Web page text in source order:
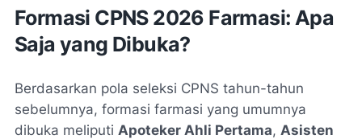
Formasi CPNS 2026 Farmasi: Apa
Saja yang Dibuka?
Berdasarkan pola seleksi CPNS tahun-tahun
sebelumnya, formasi farmasi yang umumnya
dibuka meliputi Apoteker Ahli Pertama, Asisten